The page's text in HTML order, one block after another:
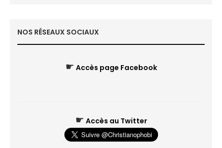
NOS RÉSEAUX SOCIAUX
☛ Accès page Facebook
☛ Accès au Twitter